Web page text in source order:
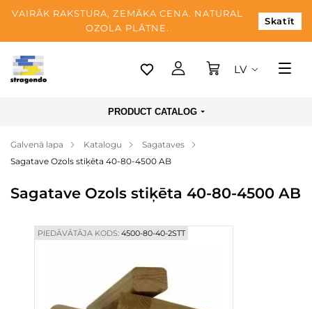
VAIRĀK RAKSTURA, ZEMĀKA CENA. NATURAL
OZOLA PLĀTNE.
Skatīt
Tallina
Apmaksa
Blogs
Kontaktinformācija
LV
PRODUCT CATALOG
Galvenā lapa Katalogu
Sagataves
Sagatave Ozols stiķēta 40-80-4500 AB
Sagatave Ozols stiķēta 40-80-4500 AB
PIEDĀVĀTĀJA KODS:4500-80-40-2STT